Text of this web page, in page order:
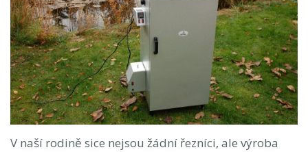
V naší rodině sice nejsou žádní řezníci, ale výroba